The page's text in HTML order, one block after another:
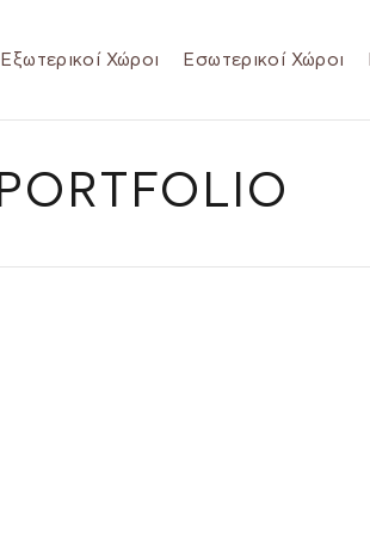
Εξωτερικοί Χώροι Εσωτερικοί Χώροι
PORTFOLIO